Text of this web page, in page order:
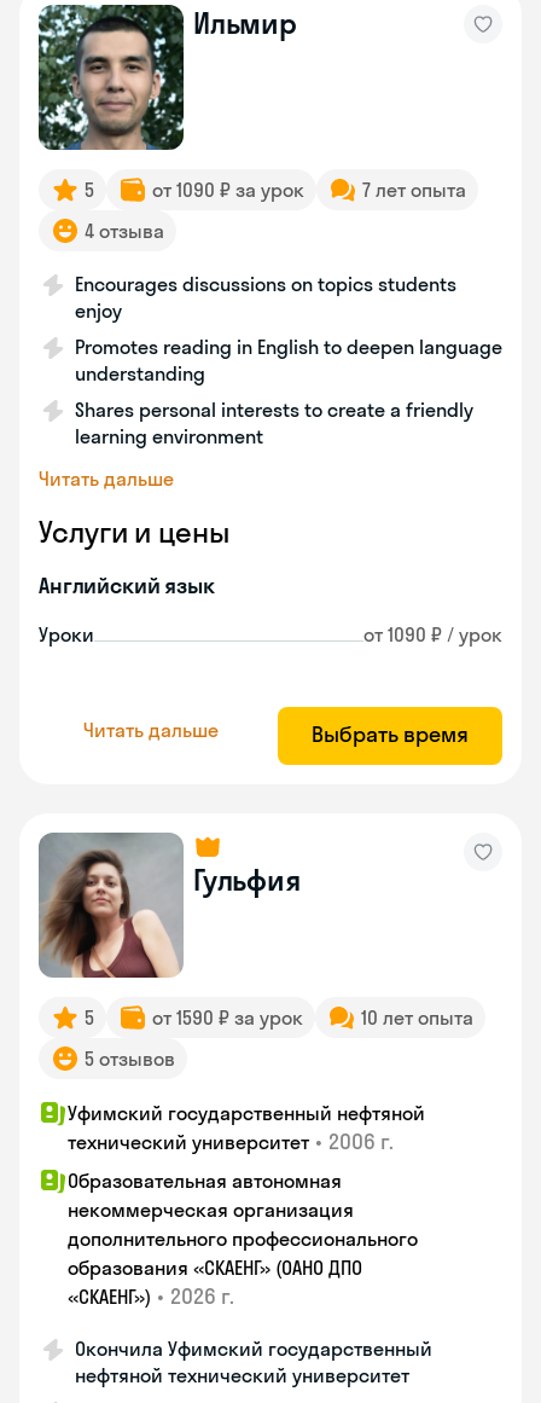
Ильмир
5 от 1090 ₽ за урок
7 лет опыта
4 отзыва
Encourages discussions on topics students
enjoy
Promotes reading in English to deepen language
understanding
Shares personal interests to create a friendly
learning environment
Читать дальше
Услуги и цены
Английский язык
Уроки от 1090 ₽ / урок
Читать дальше Выбрать время
Гульфия
5 от 1590 ₽ за урок
10 лет опыта
5 отзывов
Уфимский государственный нефтяной
технический университет • 2006 г.
Образовательная автономная
некоммерческая организация
дополнительного профессионального
образования «СКАЕНГ» (ОАНО ДПО
«СКАЕНГ») • 2026 г.
Окончила Уфимский государственный
нефтяной технический университет